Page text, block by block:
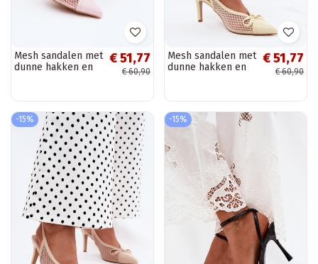
Mesh sandalen met
dunne hakken en
€ 51,77
€ 60,90
Mesh sandalen met
dunne hakken en
€ 51,77
€ 60,90
-15% -15%